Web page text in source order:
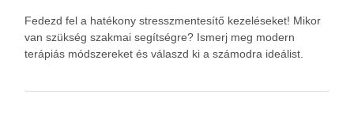
Fedezd fel a hatékony stresszmentesítő kezeléseket! Mikor
van szükség szakmai segítségre? Ismerj meg modern
terápiás módszereket és válaszd ki a számodra ideálist.